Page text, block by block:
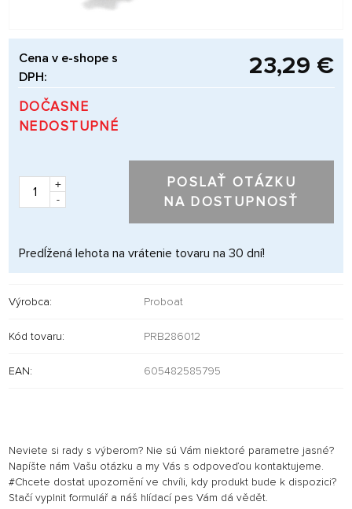
Cena v e-shope s
DPH:
23,29 €
DOČASNE
NEDOSTUPNÉ
+
-
POSLAŤ OTÁZKU
NA DOSTUPNOSŤ
Predĺžená lehota na vrátenie tovaru na 30 dní!
Výrobca: Proboat
Kód tovaru: PRB286012
EAN: 605482585795
Neviete si rady s výberom? Nie sú Vám niektoré parametre jasné?
Napíšte nám Vašu otázku a my Vás s odpoveďou kontaktujeme.
#Chcete dostat upozornění ve chvíli, kdy produkt bude k dispozici?
Stačí vyplnit formulář a náš hlídací pes Vám dá vědět.